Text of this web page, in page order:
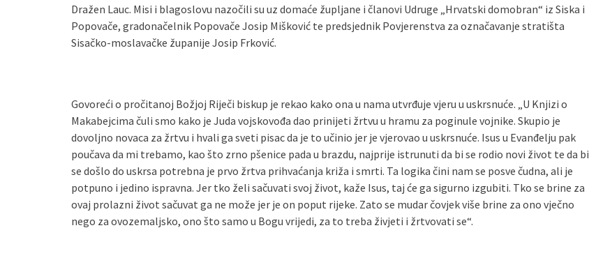
Dražen Lauc. Misi i blagoslovu nazočili su uz domaće župljane i članovi Udruge „Hrvatski domobran“ iz Siska i
Popovače, gradonačelnik Popovače Josip Mišković te predsjednik Povjerenstva za označavanje stratišta
Sisačko-moslavačke županije Josip Frković.
Govoreći o pročitanoj Božjoj Riječi biskup je rekao kako ona u nama utvrđuje vjeru u uskrsnuće. „U Knjizi o
Makabejcima čuli smo kako je Juda vojskovođa dao prinijeti žrtvu u hramu za poginule vojnike. Skupio je
dovoljno novaca za žrtvu i hvali ga sveti pisac da je to učinio jer je vjerovao u uskrsnuće. Isus u Evanđelju pak
poučava da mi trebamo, kao što zrno pšenice pada u brazdu, najprije istrunuti da bi se rodio novi život te da bi
se došlo do uskrsa potrebna je prvo žrtva prihvaćanja križa i smrti. Ta logika čini nam se posve čudna, ali je
potpuno i jedino ispravna. Jer tko želi sačuvati svoj život, kaže Isus, taj će ga sigurno izgubiti. Tko se brine za
ovaj prolazni život sačuvat ga ne može jer je on poput rijeke. Zato se mudar čovjek više brine za ono vječno
nego za ovozemaljsko, ono što samo u Bogu vrijedi, za to treba živjeti i žrtvovati se“.